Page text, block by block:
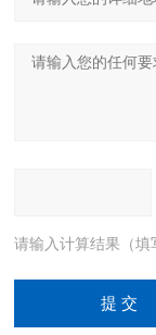
请输入计算结果（